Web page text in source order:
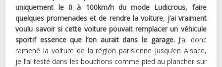
uniquement le 0 à 100km/h du mode Ludicrous, faire
quelques promenades et de rendre la voiture, j’ai vraiment
voulu savoir si cette voiture pouvait remplacer un véhicule
sportif essence que l’on aurait dans le garage. J’ai donc
ramené la voiture de la région parisienne jusqu’en Alsace,
je l’ai testé dans les bouchons comme pied au plancher sur